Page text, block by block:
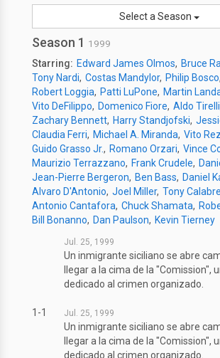
Select a Season
Season 1 1999
Starring: Edward James Olmos
Bruce
Tony Nardi Costas Mandylor
Philip Bosco
Robert Loggia
Patti LuPone
Martin
Vito DeFilippo
Domenico Fiore Aldo Tirelli
Zachary Bennett
Harry Standjofski
Claudia Ferri
Michael A. Miranda Vito
Guido Grasso Jr.
Romano Orzari Vince
Maurizio Terrazzano
Frank Crudele
Jean-Pierre Bergeron
Ben Bass
Daniel
Alvaro D'Antonio Joel Miller Tony
Antonio Cantafora Chuck Shamata
Bill Bonanno
Dan Paulson Kevin Tierney
Jul. 25, 1999
Un inmigrante siciliano se abre
llegar a la cima de la "Comission",
dedicado al crimen organizado.
1-1 Jul. 25, 1999
Un inmigrante siciliano se abre
llegar a la cima de la "Comission",
dedicado al crimen organizado.